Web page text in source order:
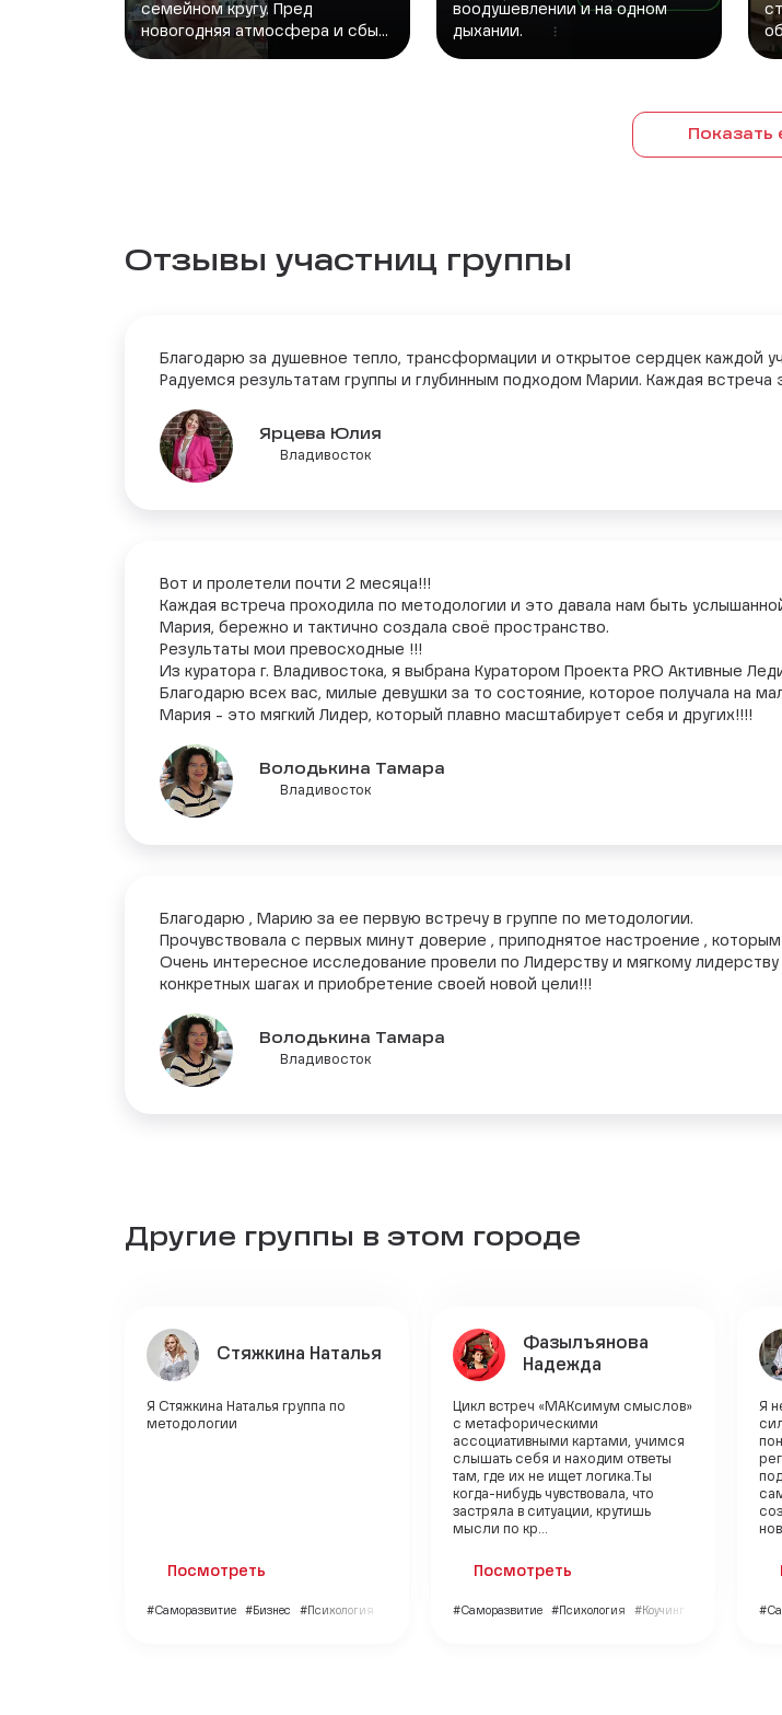
семейном кругу. Пред
новогодняя атмосфера и сбы...
воодушевлении и на одном
дыхании.
Показать
Отзывы участниц группы
Благодарю за душевное тепло, трансформации и открытое сердцек каждой
Радуемся результатам группы и глубинным подходом Марии. Каждая встреча
Ярцева Юлия
Владивосток
Вот и пролетели почти 2 месяца!!!
Каждая встреча проходила по методологии и это давала нам быть
Мария, бережно и тактично создала своё пространство.
Результаты мои превосходные !!!
Из куратора г. Владивостока, я выбрана Куратором Проекта PRO Активные
Благодарю всех вас, милые девушки за то состояние, которое получала на
Мария - это мягкий Лидер, который плавно масштабирует себя и других!!!!
Володькина Тамара
Владивосток
Благодарю , Марию за ее первую встречу в группе по методологии.
Прочувствовала с первых минут доверие , приподнятое настроение , которым
Очень интересное исследование провели по Лидерству и мягкому
конкретных шагах и приобретение своей новой цели!!!
Володькина Тамара
Владивосток
Другие группы в этом городе
Стяжкина Наталья
Я Стяжкина Наталья группа по
методологии
Посмотреть
#Саморазвитие #Бизнес #Психология
Фазылъянова
Надежда
Цикл встреч «МАКсимум смыслов»
с метафорическими
ассоциативными картами, учимся
слышать себя и находим ответы
там, где их не ищет логика.Ты
когда-нибудь чувствовала, что
застряла в ситуации, крутишь
мысли по кр...
Посмотреть
#Саморазвитие #Психология #Коучинг
Я